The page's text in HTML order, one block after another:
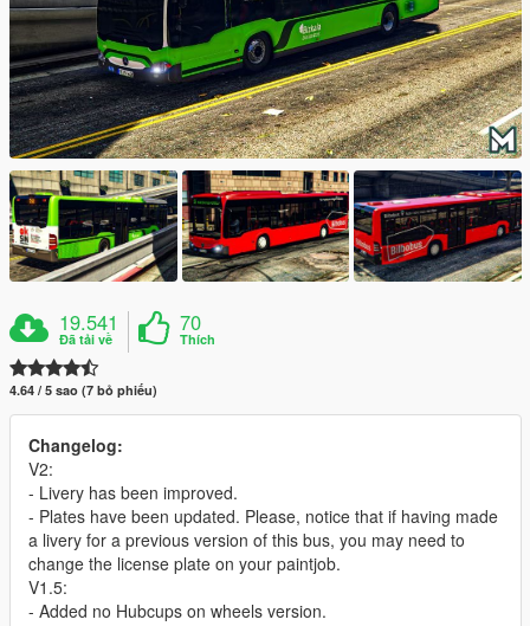
19.541
Đã tải về
70
Thích
4.64 / 5 sao (7 bỏ phiếu)
Changelog:
V2:
- Livery has been improved.
- Plates have been updated. Please, notice that if having made
a livery for a previous version of this bus, you may need to
change the license plate on your paintjob.
V1.5:
- Added no Hubcups on wheels version.